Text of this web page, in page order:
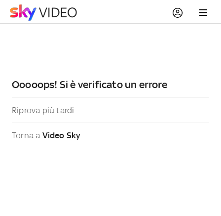
Ooooops! Si è verificato un errore
Riprova più tardi
Torna a Video Sky